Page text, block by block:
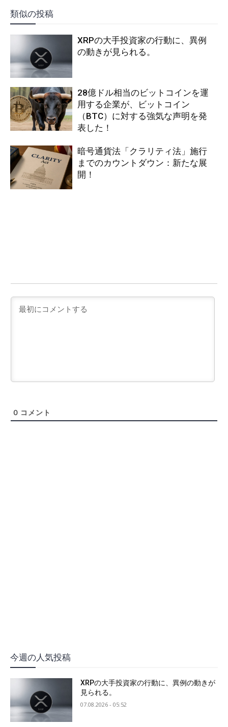
類似の投稿
XRPの大手投資家の行動に、異例
の動きが見られる。
28億ドル相当のビットコインを運
用する企業が、ビットコイン
（BTC）に対する強気な声明を発
表した！
暗号通貨法「クラリティ法」施行
までのカウントダウン：新たな展
開！
0 コメント
今週の人気投稿
XRPの大手投資家の行動に、異例の動きが
見られる。
07.08.2026 - 05:52